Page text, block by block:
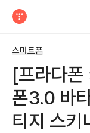
스마트폰
[프라다
폰3.0 바
티지 스키